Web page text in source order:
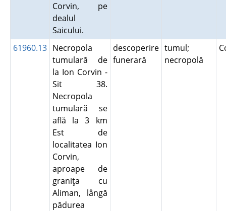
Corvin, pe
dealul
Saicului.
61960.13 Necropola
tumulară de
la Ion Corvin -
Sit 38.
Necropola
tumulară se
află la 3 km
Est de
localitatea Ion
Corvin,
aproape de
graniţa cu
Aliman, lângă
pădurea
descoperire
funerară
tumul;
necropolă